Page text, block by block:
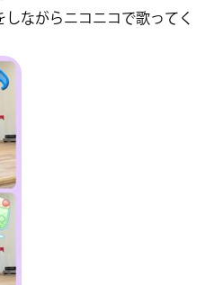
ながらニコニコで歌ってく